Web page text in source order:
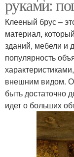
руками:
Клееный брус –
материал,
зданий, мебели и
популярность
внешним видом.
быть достаточно
идет о больших